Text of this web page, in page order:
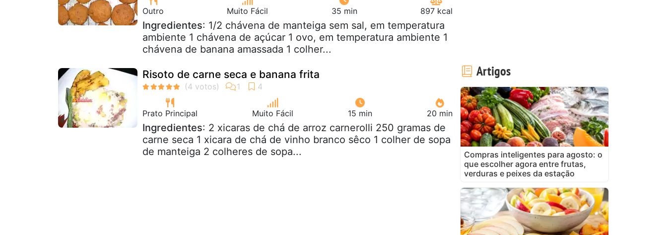
Outro Muito Fácil 35 min 897 kcal
Ingredientes: 1/2 chávena de manteiga sem sal, em temperatura
ambiente 1 chávena de açúcar 1 ovo, em temperatura ambiente 1
chávena de banana amassada 1 colher...
Risoto de carne seca e banana frita
Prato Principal Muito Fácil 15 min 20 min
Ingredientes: 2 xicaras de chá de arroz carnerolli 250 gramas de
carne seca 1 xicara de chá de vinho branco sêco 1 colher de sopa
de manteiga 2 colheres de sopa...
Artigos
Compras inteligentes para agosto: o
que escolher agora entre frutas,
verduras e peixes da estação